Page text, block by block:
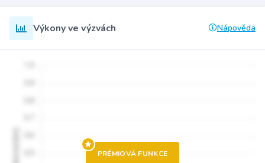
Výkony ve výzvách Nápověda
PRÉMIOVÁ FUNKCE